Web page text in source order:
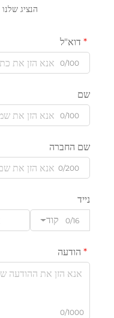
הנציג
דוא"ל
0/100
שם
0/100
שם החברה
0/200
נייד
קוד
0/16
הודעה
0/1000